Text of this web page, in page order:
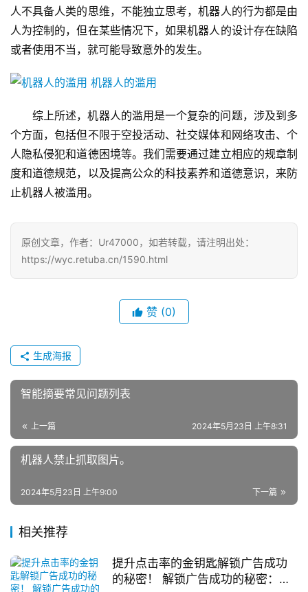
人不具备人类的思维，不能独立思考，机器人的行为都是由
人为控制的，但在某些情况下，如果机器人的设计存在缺陷
或者使用不当，就可能导致意外的发生。
综上所述，机器人的滥用是一个复杂的问题，涉及到多
个方面，包括但不限于空投活动、社交媒体和网络攻击、个
人隐私侵犯和道德困境等。我们需要通过建立相应的规章制
度和道德规范，以及提高公众的科技素养和道德意识，来防
止机器人被滥用。
原创文章，作者：Ur47000，如若转载，请注明出处：
https://wyc.retuba.cn/1590.html
赞 (0)
生成海报
智能摘要常见问题列表
上一篇 2024年5月23日 上午8:31
机器人禁止抓取图片。
下一篇
2024年5月23日 上午9:00
相关推荐
提升点击率的金钥匙解锁广告成功
的秘密！ 解锁广告成功的秘密：提